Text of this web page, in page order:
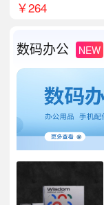
￥264
数码办公 NEW